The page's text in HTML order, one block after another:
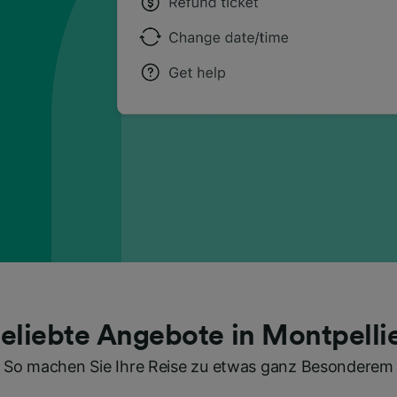
Angebote in
So machen Sie Ihre Reise zu etwas ganz Besonderem